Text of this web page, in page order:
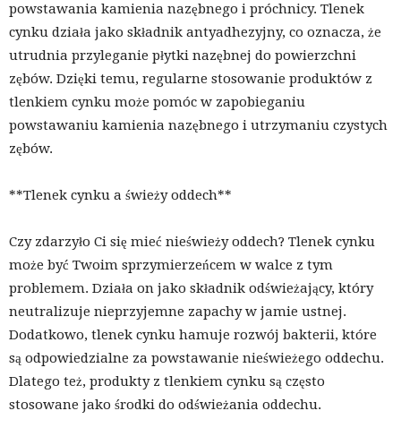
powstawania kamienia nazębnego i próchnicy. Tlenek
cynku działa jako składnik antyadhezyjny, co oznacza, że
utrudnia przyleganie płytki nazębnej do powierzchni
zębów. Dzięki temu, regularne stosowanie produktów z
tlenkiem cynku może pomóc w zapobieganiu
powstawaniu kamienia nazębnego i utrzymaniu czystych
zębów.
**Tlenek cynku a świeży oddech**
Czy zdarzyło Ci się mieć nieświeży oddech? Tlenek cynku
może być Twoim sprzymierzeńcem w walce z tym
problemem. Działa on jako składnik odświeżający, który
neutralizuje nieprzyjemne zapachy w jamie ustnej.
Dodatkowo, tlenek cynku hamuje rozwój bakterii, które
są odpowiedzialne za powstawanie nieświeżego oddechu.
Dlatego też, produkty z tlenkiem cynku są często
stosowane jako środki do odświeżania oddechu.